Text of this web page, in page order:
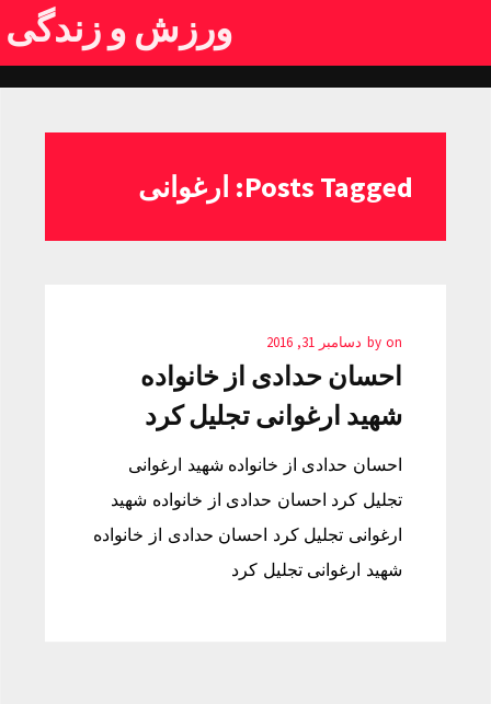
ورزش و زندگی
Posts Tagged: ارغوانی
by on دسامبر 31, 2016
احسان حدادی از خانواده
شهید ارغوانی تجلیل کرد
احسان حدادی از خانواده شهید ارغوانی
تجلیل کرد احسان حدادی از خانواده شهید
ارغوانی تجلیل کرد احسان حدادی از خانواده
شهید ارغوانی تجلیل کرد